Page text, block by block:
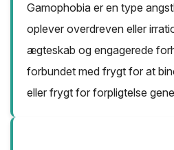
Gamophobia er en type
oplever overdreven eller
ægteskab og engagerede
forbundet med frygt for at
eller frygt for forpligtelse